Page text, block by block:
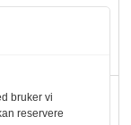
fulle
bruker vi
reservere